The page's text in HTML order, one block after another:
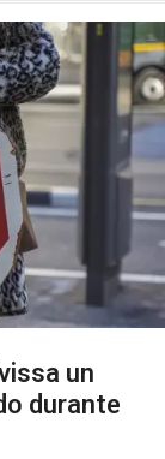
un
durante